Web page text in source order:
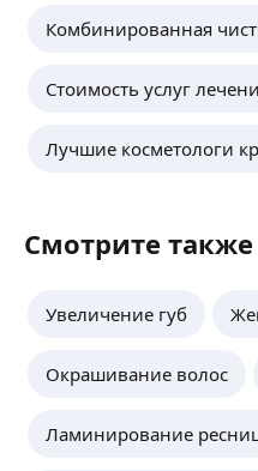
Елена А.
На второе
Комбинированная
Стоимость услуг
Лучшие косметологи
Смотрите также
Увеличение губ
Окрашивание волос
Ламинирование